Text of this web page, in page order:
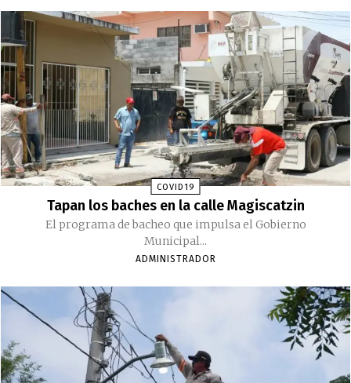
COVID19
Tapan los baches en la calle Magiscatzin
El programa de bacheo que impulsa el Gobierno
Municipal...
ADMINISTRADOR